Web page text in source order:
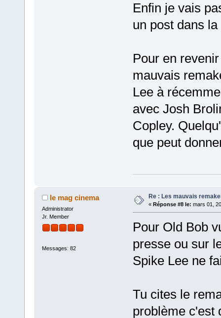
Enfin je vais
un post dans
Pour en
mauvais
Lee à
avec Josh
Copley.
que peut
le mag cinema
Administrator
Jr. Member
Messages: 82
Re : Les mauvais
« Réponse #8 le: mars 01,
Pour Old Bob
presse ou sur
Spike Lee ne
Tu cites le
problème c'est